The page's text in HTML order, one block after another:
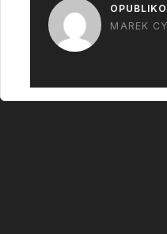
MAREK